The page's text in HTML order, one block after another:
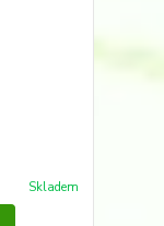
Skladem